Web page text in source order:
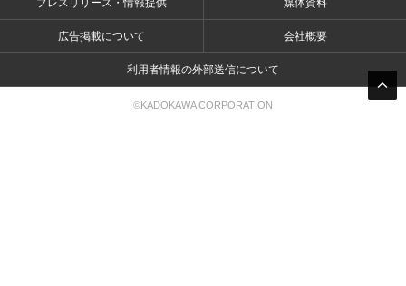
プレスリリース・情報提供 媒体資料
広告掲載について 会社概要
利用者情報の外部送信について
©KADOKAWA CORPORATION